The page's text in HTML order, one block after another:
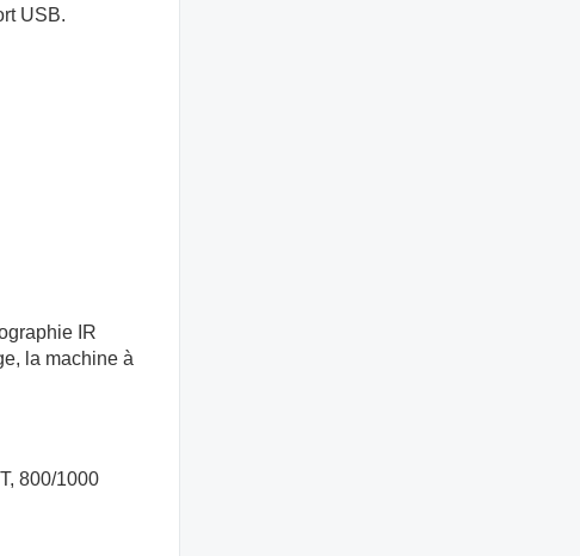
USB.
IR
la machine à
800/1000